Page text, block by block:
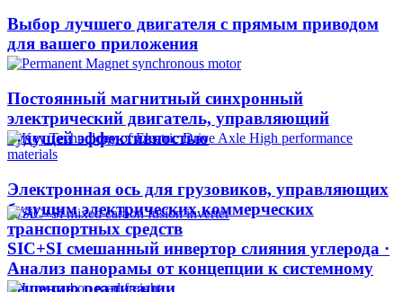
Выбор лучшего двигателя с прямым приводом
для вашего приложения
Постоянный магнитный синхронный
электрический двигатель, управляющий
будущей эффективностью
Электронная ось для грузовиков, управляющих
будущим электрических коммерческих
транспортных средств
SIC+SI смешанный инвертор слияния углерода ·
Анализ панорамы от концепции к системному
решению реализации